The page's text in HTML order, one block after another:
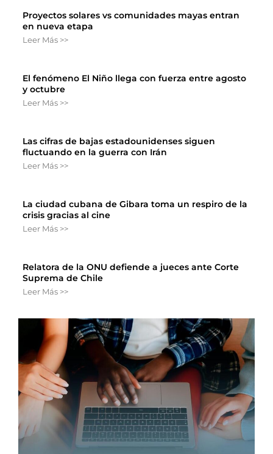
Proyectos solares vs comunidades mayas entran
en nueva etapa
Leer Más >>
El fenómeno El Niño llega con fuerza entre agosto
y octubre
Leer Más >>
Las cifras de bajas estadounidenses siguen
fluctuando en la guerra con Irán
Leer Más >>
La ciudad cubana de Gibara toma un respiro de la
crisis gracias al cine
Leer Más >>
Relatora de la ONU defiende a jueces ante Corte
Suprema de Chile
Leer Más >>